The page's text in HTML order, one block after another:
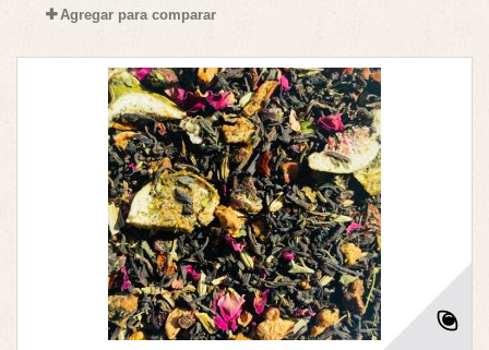
Agregar para comparar